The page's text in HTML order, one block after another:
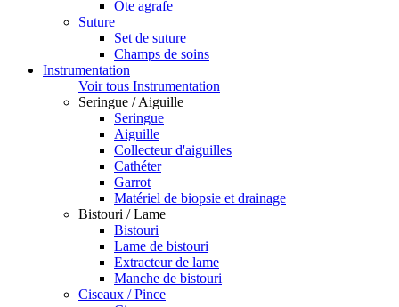
Ote agrafe
Suture
Set de suture
Champs de soins
Instrumentation
Voir tous Instrumentation
Seringue / Aiguille
Seringue
Aiguille
Collecteur d'aiguilles
Cathéter
Garrot
Matériel de biopsie et drainage
Bistouri / Lame
Bistouri
Lame de bistouri
Extracteur de lame
Manche de bistouri
Ciseaux / Pince